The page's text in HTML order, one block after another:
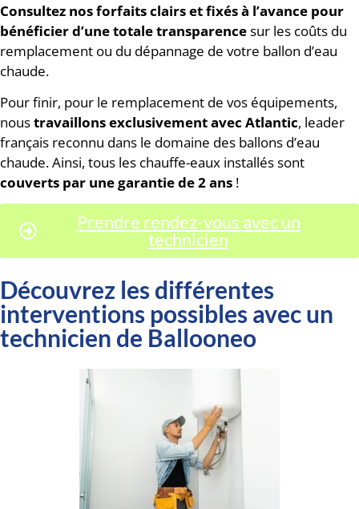
Consultez nos forfaits clairs et fixés à l’avance pour
bénéficier d’une totale transparencesur les coûts du
remplacement ou du dépannage de votre ballon d’eau
chaude.
Pour finir, pour le remplacement de vos équipements,
noustravaillons exclusivement avec Atlantic, leader
français reconnu dans le domaine des ballons d’eau
chaude. Ainsi, tous les chauffe-eaux installés sont
couverts par une garantie de 2 ans !
Prendre rendez-vous avec un
technicien
Découvrez les différentes
interventions possibles avec un
technicien de Ballooneo